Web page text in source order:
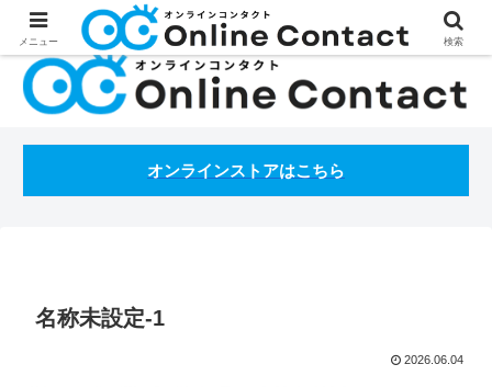
処方箋不要のコンタクトレンズ通販オンラインコンタクトBLOG
オンラインストアはこちら
名称未設定-1
2026.06.04
メニュー 検索